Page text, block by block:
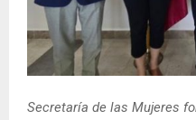
Secretaría de las Mujeres